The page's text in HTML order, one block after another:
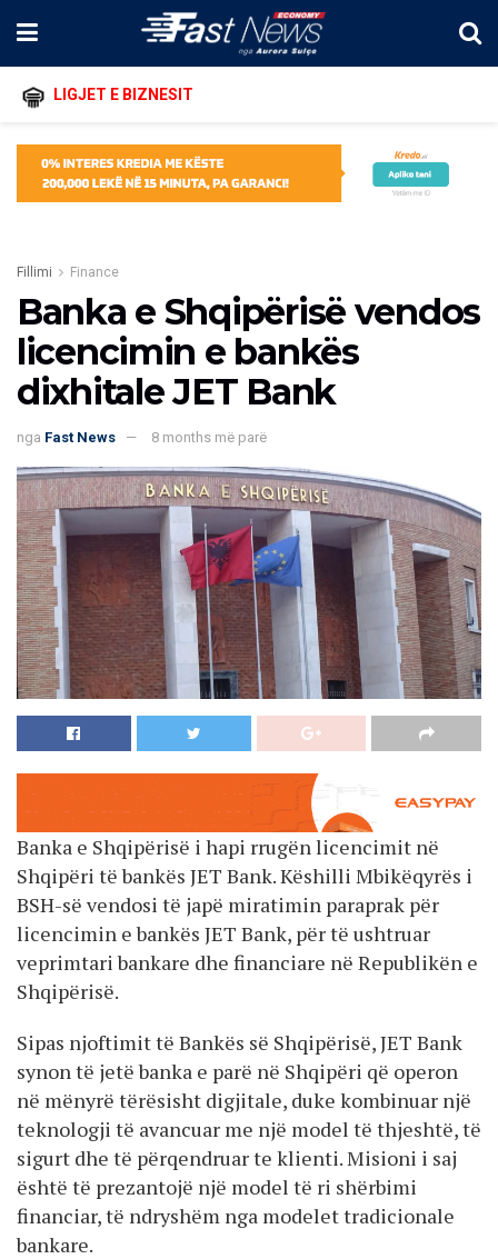
LIGJET E BIZNESIT
Fillimi Finance
Banka e Shqipërisë vendos
licencimin e bankës
dixhitale JET Bank
nga Fast News 8 months më parë
Banka e Shqipërisë i hapi rrugën licencimit në
Shqipëri të bankës JET Bank. Këshilli Mbikëqyrës i
BSH-së vendosi të japë miratimin paraprak për
licencimin e bankës JET Bank, për të ushtruar
veprimtari bankare dhe financiare në Republikën e
Shqipërisë.
Sipas njoftimit të Bankës së Shqipërisë, JET Bank
synon të jetë banka e parë në Shqipëri që operon
në mënyrë tërësisht digjitale, duke kombinuar një
teknologji të avancuar me një model të thjeshtë, të
sigurt dhe të përqendruar te klienti. Misioni i saj
është të prezantojë një model të ri shërbimi
financiar, të ndryshëm nga modelet tradicionale
bankare.